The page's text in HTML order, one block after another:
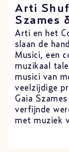
Arti
Szames
Arti en het
slaan de
Musici, een
muzikaal
musici van
veelzijdige
Gaia
verfijnde
met muziek